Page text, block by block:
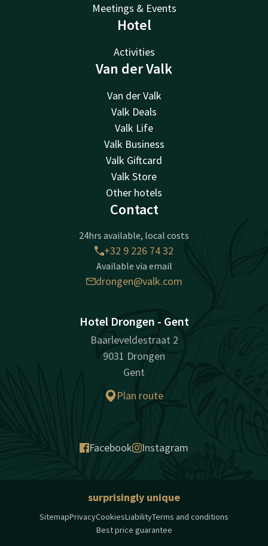
Meetings & Events
Hotel
Activities
Van der Valk
Van der Valk
Valk Deals
Valk Life
Valk Business
Valk Giftcard
Valk Store
Other hotels
Contact
24hrs available, local costs
+32 9 226 74 32
Available via email
drongen@valk.com
Hotel Drongen - Gent
Baarleveldestraat 2
9031 Drongen
Gent
Plan route
Facebook Instagram
surprisingly unique
SitemapPrivacyCookiesLiabilityTerms and conditions
Best price guarantee